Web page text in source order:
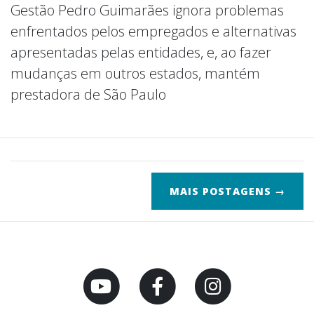
Gestão Pedro Guimarães ignora problemas
enfrentados pelos empregados e alternativas
apresentadas pelas entidades, e, ao fazer
mudanças em outros estados, mantém
prestadora de São Paulo
MAIS POSTAGENS →